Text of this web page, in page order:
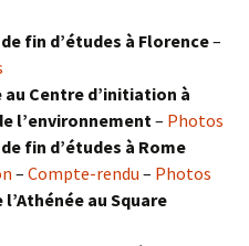
fin d’études à Florence–
au Centre d’initiation à
l’environnement – Photos
fin d’études à Rome
– Compte-rendu – Photos
l’Athénée au Square